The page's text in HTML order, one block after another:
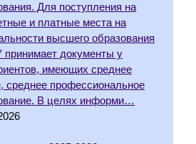
Для поступления на
и платные места на
высшего образования
документы у
имеющих среднее
среднее профессиональное
В целях информи…